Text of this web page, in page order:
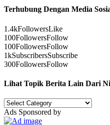
Terhubung Dengan Media
1.4kFollowersLike
100FollowersFollow
100FollowersFollow
1kSubscribersSubscribe
300FollowersFollow
Lihat Topik Berita Lain Dari
Lihat
Topik
Berita
Ads Sponsored by